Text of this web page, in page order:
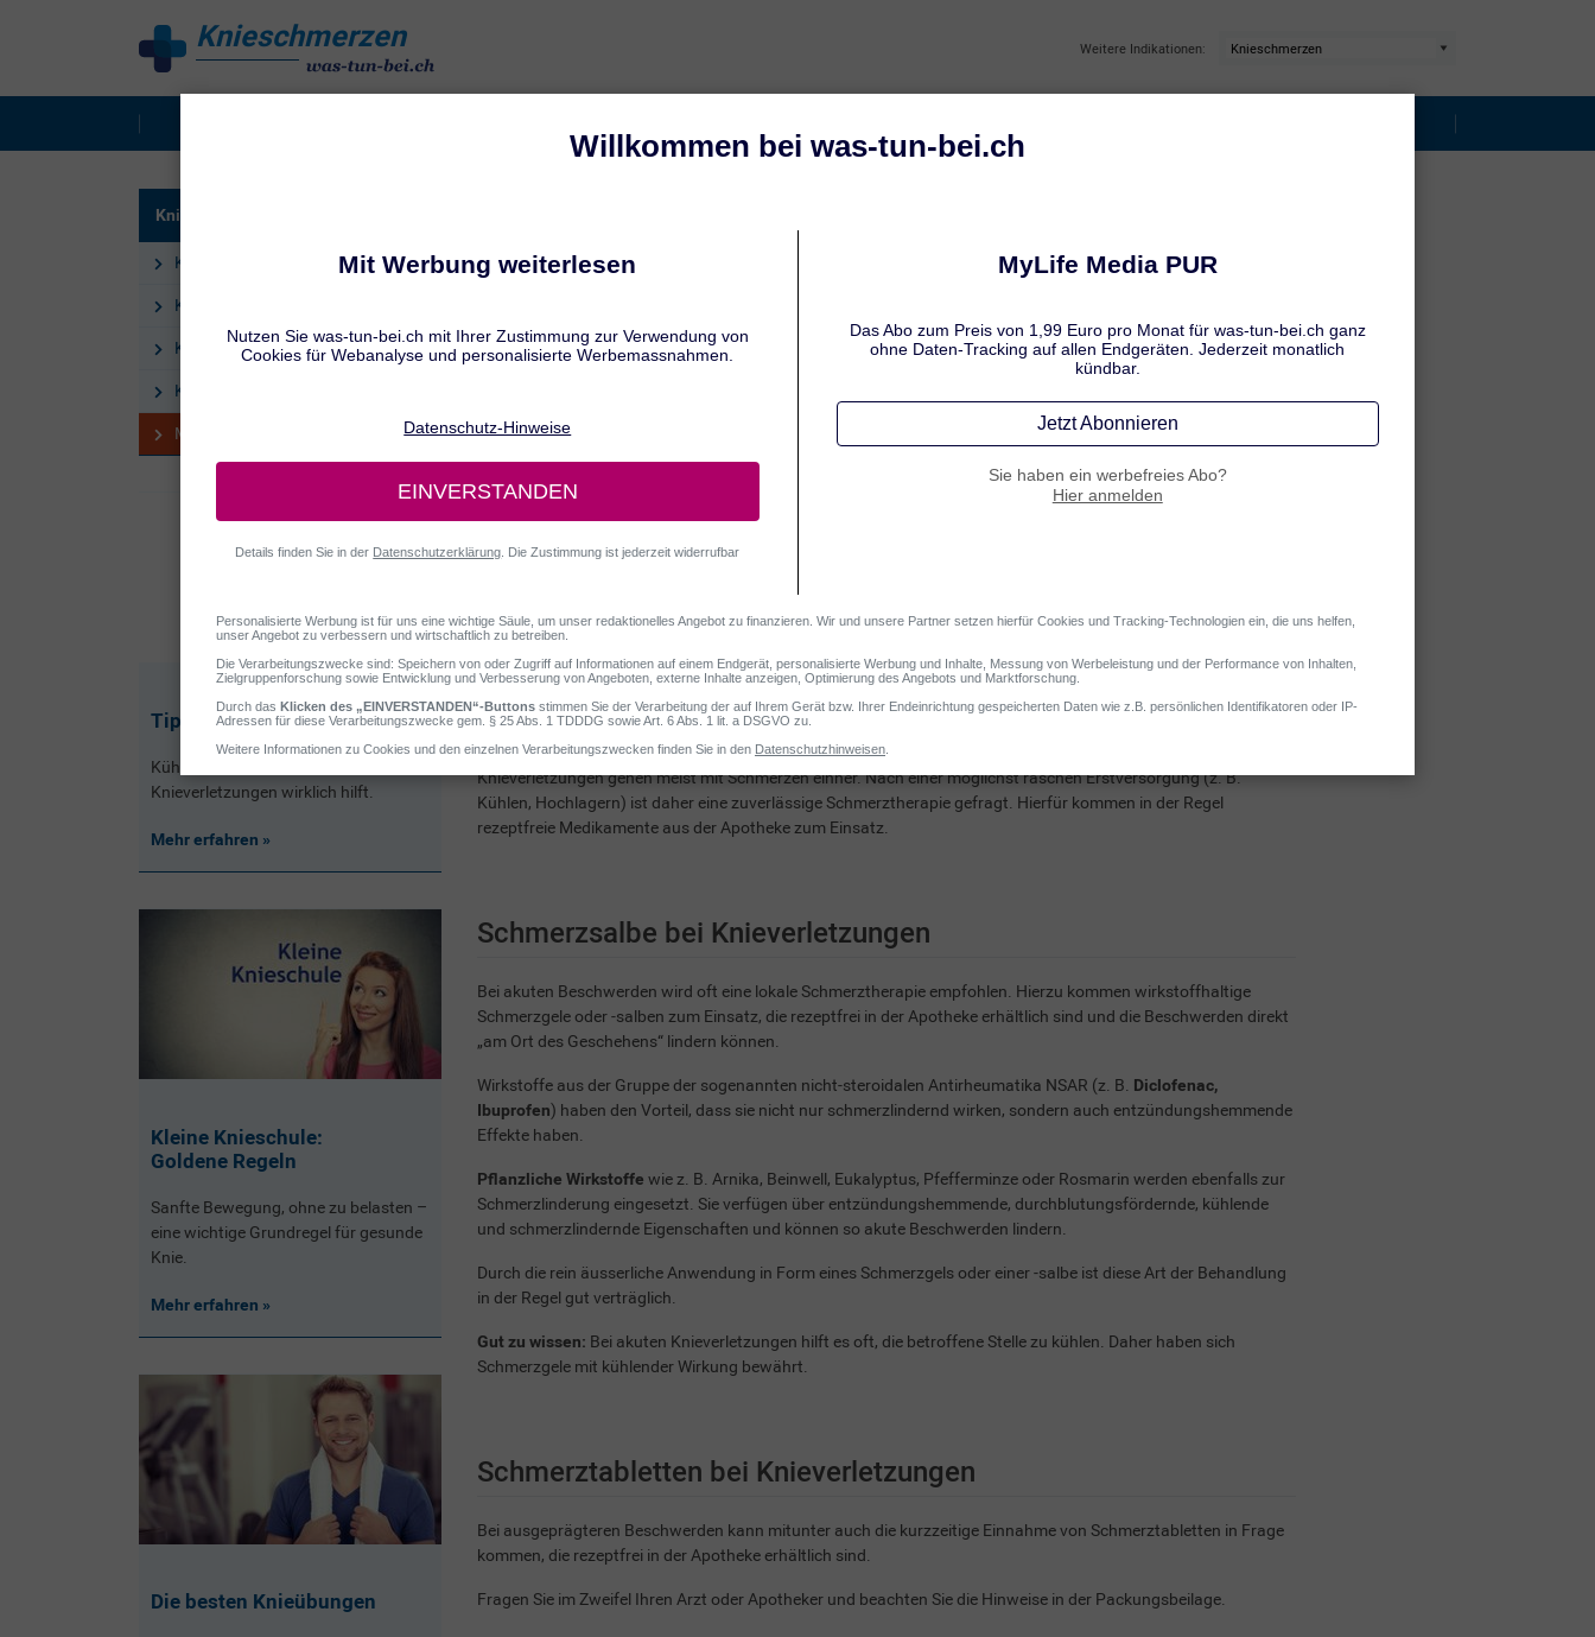
Knieschmerzenbehandeln
Weitere Indikationen:
Mittel bei Knieverletzungen
Knieverletzungen gehen meist mit Schmerzen einher. Nach einer möglichst raschen Erstversorgung (z. B.
Kühlen, Hochlagern) ist daher eine zuverlässige Schmerztherapie gefragt. Hierfür kommen in der Regel
rezeptfreie Medikamente aus der Apotheke zum Einsatz.
Schmerzsalbe bei Knieverletzungen
Bei akuten Beschwerden wird oft eine lokale Schmerztherapie empfohlen. Hierzu kommen wirkstoffhaltige
Schmerzgele oder -salben zum Einsatz, die rezeptfrei in der Apotheke erhältlich sind und die Beschwerden direkt
„am Ort des Geschehens“ lindern können.
Wirkstoffe aus der Gruppe der sogenannten nicht-steroidalen Antirheumatika NSAR (z. B. Diclofenac,
Ibuprofen) haben den Vorteil, dass sie nicht nur schmerzlindernd wirken, sondern auch entzündungshemmende
Effekte haben.
Pflanzliche Wirkstoffe wie z. B. Arnika, Beinwell, Eukalyptus, Pfefferminze oder Rosmarin werden ebenfalls zur
Schmerzlinderung eingesetzt. Sie verfügen über entzündungshemmende, durchblutungsfördernde, kühlende
und schmerzlindernde Eigenschaften und können so akute Beschwerden lindern.
Durch die rein äusserliche Anwendung in Form eines Schmerzgels oder einer -salbe ist diese Art der Behandlung
in der Regel gut verträglich.
Gut zu wissen: Bei akuten Knieverletzungen hilft es oft, die betroffene Stelle zu kühlen. Daher haben sich
Schmerzgele mit kühlender Wirkung bewährt.
Schmerztabletten bei Knieverletzungen
Bei ausgeprägteren Beschwerden kann mitunter auch die kurzzeitige Einnahme von Schmerztabletten in Frage
kommen, die rezeptfrei in der Apotheke erhältlich sind.
Fragen Sie im Zweifel Ihren Arzt oder Apotheker und beachten Sie die Hinweise in der Packungsbeilage.
Knieverletzungen
Knieverletzungen: Überblick
Knieverletzungen: Ursachen
Knieverletzungen: Symptome
Knieverletzungen: Behandlung
Mittel bei Knieverletzungen
Tipps bei Knieverletzungen
Kühlen & Co. – lesen Sie hier, was bei
Knieverletzungen wirklich hilft.
Mehr erfahren
Kleine Knieschule:
Goldene Regeln
Sanfte Bewegung, ohne zu belasten –
eine wichtige Grundregel für gesunde
Knie.
Mehr erfahren
Die besten Knieübungen